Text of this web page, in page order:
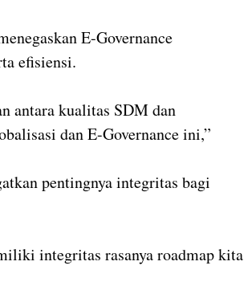
E-Governance
efisiensi.
antara kualitas SDM dan
dan E-Governance ini,”
pentingnya integritas bagi
integritas rasanya roadmap kita